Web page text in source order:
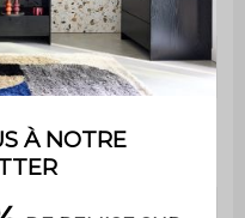
est très simple, une
fournie